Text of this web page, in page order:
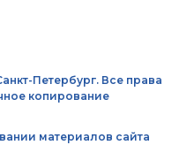
Петербург. Все права
копирование
материалов сайта